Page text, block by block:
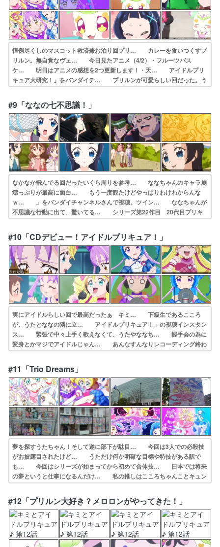
恒例尽くしのマスコット救済兼お泊り回プリ… カレーを食いつくすプ
リルン。無自覚なヴェ… 今日見たアニメ（4/2）・フルーツバス
ケ… 明日はアニメの感想を2つ更新します！・天… アイドルプリ
キュア大研究！」をバンダイチ… プリルンが可愛らしい回だった。う
たにキス… ほんとにがっつりサバ入れてるな。早くも私… 違法ア
ップロードしたプリルンがお仕置きさ… 新規加入回も終わり日常みた
いな回になって… アイドルプリキュア研究のためにお泊まり会…
#9「ななの七不思議！」
なかなか飛んでる回だったいくら周りを参考… ななちゃんのキャラ崩
壊っぷりが最高に面白… もう一度観たけどやっぱりわけわからんな
ｗ… 」をバンダイチャンネルさんで視聴。ツイン… ななちゃんが
不思議な行動に出て、驚いてる… シリーズ第22作目 20代目プリキ
ュア ななちゃん奇行回ナナ恥ずかしげもなくやれ… 今回はなな
ちゃんの不思議な行動が目立った… ・フレッシュプリキュア！ を昨
夜は視聴し… 名古屋の……ファンアート？９話の内容がア…
#10「CDデビュー！アイドルプリキュア！」
実にアイドルらしい回で最高だったぁ キミ… 下級生であるこころ
が、うたとななの隣に立… アイドルプリキュア！」の視聴インスタン
ス… 緊張で中々上手く歌えなくて、うたやななち… 握手会の為に
変身とかマジでアイドルじゃん… あんなすんなりレコーディング終わ
った時点… 応援すること、応援されること、どちらも尊… CDデ
ビューを経て握手会を開くプリキュア… いきなりCDデビューに握手
会とか天空すぎ… プリンセッション・オーケストラ第1,2話…
#11「Trio Dreams」
夢を探すうたちゃん！そして遂に部下が駄目… 今回は3人での必殺技
がお披露目されたけど… うただけ何か明確な目標や特技がある訳で
も… 今回はシリーズが始まってから初めて合体技… 日本では将来
の夢というと仕事になるんだけ… 私の推しはこころちゃんことキュン
キュンか… キミプリが始まって約1クール、遂に合体技… 急に3人
来るやんと思ったら初の3人歌唱と… うたちゃん...、夢がなくたって
夢を守る… ちょっと、待ってください何ですかこの、何…
#12「プリルン大好き？メロロンがやってきた！」